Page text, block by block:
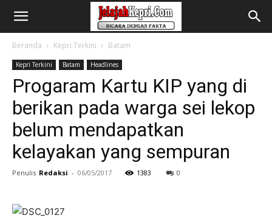
Beranda Kepri Terkini Batam
Kepri Terkini Batam Headlines
Progaram Kartu KIP yang di
berikan pada warga sei lekop
belum mendapatkan
kelayakan yang sempuran
Penulis Redaksi - 06/05/2017 1383 0